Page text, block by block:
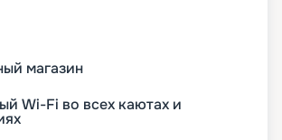
магазин
Wi-Fi во всех каютах и